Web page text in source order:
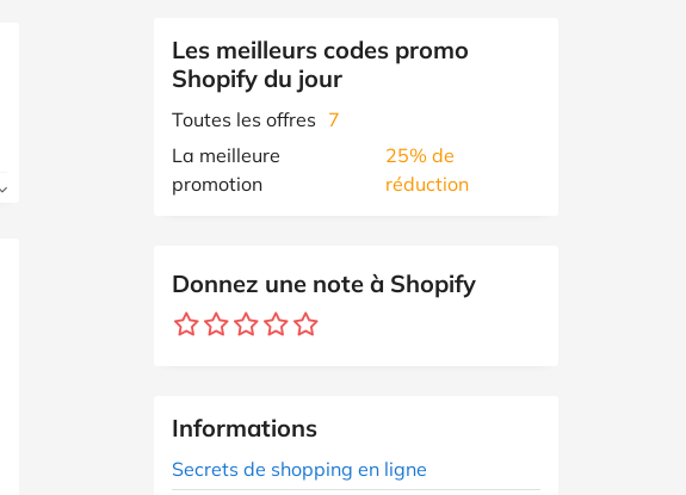
Les meilleurs codes promo
Shopify du jour
Toutes les offres 7
La meilleure
promotion
25% de
réduction
Donnez une note à Shopify
Informations
Secrets de shopping en ligne